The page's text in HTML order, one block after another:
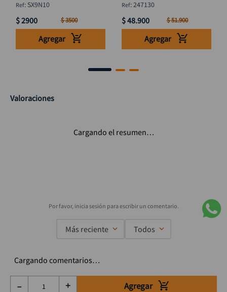
＋
－ Agregar
: SX9N10
$2900 $3500
Agregar
:247130
$48.900 $51.900
Agregar
Valoraciones
Cargando el resumen…
Más reciente Todos
Cargando comentarios…